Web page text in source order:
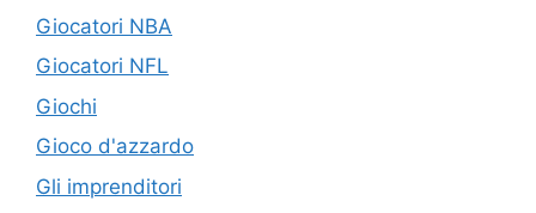
Giocatori NBA
Giocatori NFL
Giochi
Gioco d'azzardo
Gli imprenditori